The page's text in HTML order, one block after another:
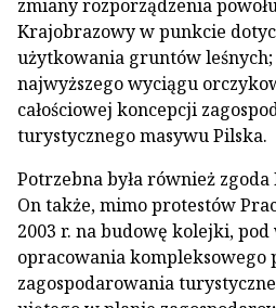
zmiany rozporządzenia
Krajobrazowy w punkcie
użytkowania gruntów
najwyższego wyciągu
całościowej koncepcji
turystycznego masywu Pilska.
Potrzebna była również
On także, mimo protestów
2003 r. na budowę kolejki,
opracowania kompleksowego
zagospodarowania